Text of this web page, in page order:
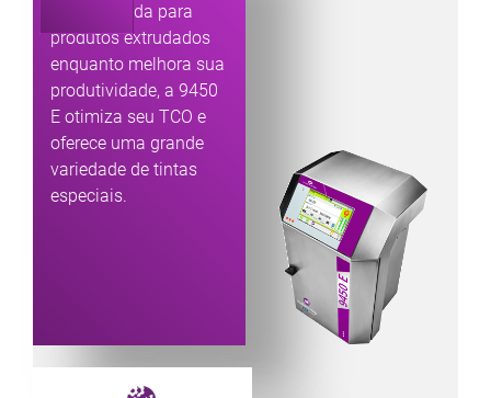
Desenvolvida para
produtos extrudados
enquanto melhora sua
produtividade, a 9450
E otimiza seu TCO e
oferece uma grande
variedade de tintas
especiais.